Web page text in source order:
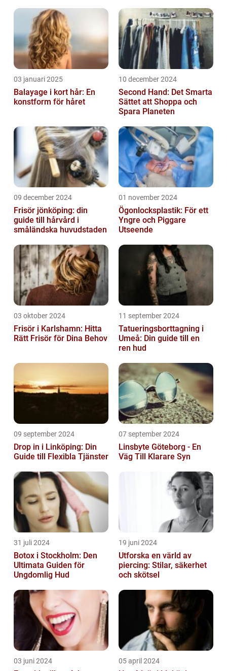
03 januari 2025
Balayage i kort hår: En
konstform för håret
10 december 2024
Second Hand: Det Smarta
Sättet att Shoppa och
Spara Planeten
09 december 2024
Frisör jönköping: din
guide till hårvård i
småländska huvudstaden
01 november 2024
Ögonlocksplastik: För ett
Yngre och Piggare
Utseende
03 oktober 2024
Frisör i Karlshamn: Hitta
Rätt Frisör för Dina Behov
11 september 2024
Tatueringsborttagning i
Umeå: Din guide till en
ren hud
09 september 2024
Drop in i Linköping: Din
Guide till Flexibla Tjänster
07 september 2024
Linsbyte Göteborg - En
Väg Till Klarare Syn
31 juli 2024
Botox i Stockholm: Den
Ultimata Guiden för
Ungdomlig Hud
19 juni 2024
Utforska en värld av
piercing: Stilar, säkerhet
och skötsel
03 juni 2024 05 april 2024